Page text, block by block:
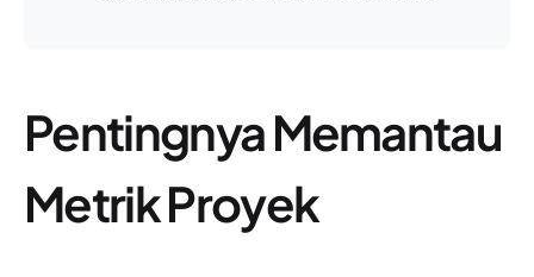
Pentingnya Memantau
Metrik Proyek